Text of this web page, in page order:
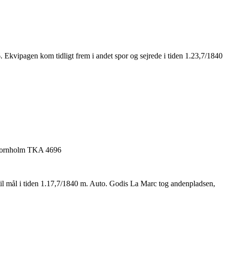
kom tidligt frem i andet spor og sejrede i tiden 1.23,7/1840
i tiden 1.17,7/1840 m. Auto. Godis La Marc tog andenpladsen,